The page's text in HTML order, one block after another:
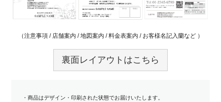
（注意事項 / 店舗案内 / 地図案内 / 料金表案内 / お客様名記入蘭など ）
裏面レイアウトはこちら
・商品はデザイン・印刷された状態でお届けいたします。